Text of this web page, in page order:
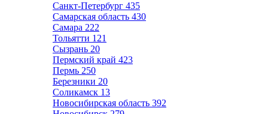
Санкт-Петербург 435
Самарская область 430
Самара 222
Тольятти 121
Сызрань 20
Пермский край 423
Пермь 250
Березники 20
Соликамск 13
Новосибирская область 392